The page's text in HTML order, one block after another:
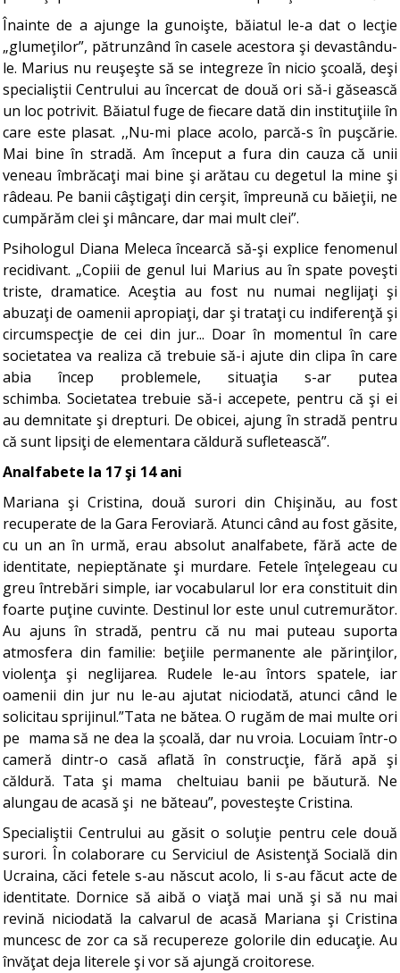
Înainte de a ajunge la gunoişte, băiatul le-a dat o lecţie
„glumeţilor”, pătrunzând în casele acestora şi devastându-
le. Marius nu reuşeşte să se integreze în nicio şcoală, deşi
specialiştii Centrului au încercat de două ori să-i găsească
un loc potrivit. Băiatul fuge de fiecare dată din instituţiile în
care este plasat. ,,Nu-mi place acolo, parcă-s în puşcărie.
Mai bine în stradă. Am început a fura din cauza că unii
veneau îmbrăcaţi mai bine şi arătau cu degetul la mine şi
râdeau. Pe banii câştigaţi din cerşit, împreună cu băieţii, ne
cumpărăm clei şi mâncare, dar mai mult clei”.
Psihologul Diana Meleca încearcă să-şi explice fenomenul
recidivant. „Copiii de genul lui Marius au în spate poveşti
triste, dramatice. Aceştia au fost nu numai neglijaţi şi
abuzaţi de oamenii apropiaţi, dar şi trataţi cu indiferenţă şi
circumspecţie de cei din jur... Doar în momentul în care
societatea va realiza că trebuie să-i ajute din clipa în care
abia încep problemele, situaţia s-ar putea
schimba. Societatea trebuie să-i accepete, pentru că şi ei
au demnitate şi drepturi. De obicei, ajung în stradă pentru
că sunt lipsiţi de elementara căldură sufletească”.
Analfabete la 17 şi 14 ani
Mariana şi Cristina, două surori din Chişinău, au fost
recuperate de la Gara Feroviară. Atunci când au fost găsite,
cu un an în urmă, erau absolut analfabete, fără acte de
identitate, nepieptănate şi murdare. Fetele înţelegeau cu
greu întrebări simple, iar vocabularul lor era constituit din
foarte puţine cuvinte. Destinul lor este unul cutremurător.
Au ajuns în stradă, pentru că nu mai puteau suporta
atmosfera din familie: beţiile permanente ale părinţilor,
violenţa şi neglijarea. Rudele le-au întors spatele, iar
oamenii din jur nu le-au ajutat niciodată, atunci când le
solicitau sprijinul.”Tata ne bătea. O rugăm de mai multe ori
pe mama să ne dea la școală, dar nu vroia. Locuiam într-o
cameră dintr-o casă aflată în construcţie, fără apă şi
căldură. Tata şi mama cheltuiau banii pe băutură. Ne
alungau de acasă şi ne băteau”, povesteşte Cristina.
Specialiştii Centrului au găsit o soluţie pentru cele două
surori. În colaborare cu Serviciul de Asistenţă Socială din
Ucraina, căci fetele s-au născut acolo, li s-au făcut acte de
identitate. Dornice să aibă o viaţă mai ună şi să nu mai
revină niciodată la calvarul de acasă Mariana şi Cristina
muncesc de zor ca să recupereze golorile din educaţie. Au
învăţat deja literele şi vor să ajungă croitorese.